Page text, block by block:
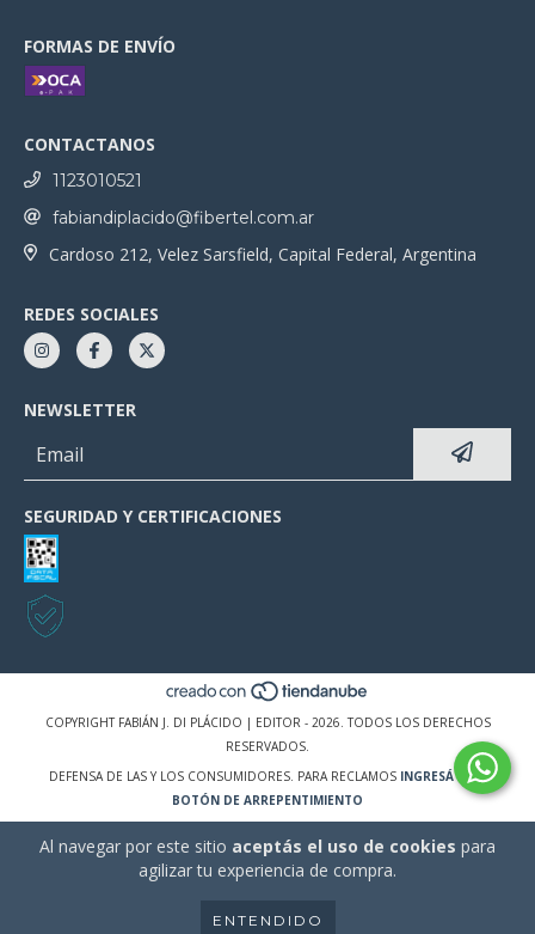
Al navegar por este sitio aceptás el uso de cookies para
agilizar tu experiencia de compra.
ENTENDIDO
FORMAS DE ENVÍO
CONTACTANOS
1123010521
fabiandiplacido@fibertel.com.ar
Cardoso 212, Velez Sarsfield, Capital Federal, Argentina
REDES SOCIALES
NEWSLETTER
SEGURIDAD Y CERTIFICACIONES
COPYRIGHT FABIÁN J. DI PLÁCIDO | EDITOR - 2026. TODOS LOS DERECHOS
RESERVADOS.
DEFENSA DE LAS Y LOS CONSUMIDORES. PARA RECLAMOS INGRESÁ ACÁ.
BOTÓN DE ARREPENTIMIENTO